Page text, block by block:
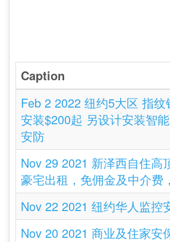
Caption
Feb 2 2022 纽约5大区 指
安装$200起 另设计安装智
安防
Nov 29 2021 新泽西自住高
豪宅出租，免佣金及中介费
Nov 22 2021 纽约华人监控
Nov 20 2021 商业及住家安